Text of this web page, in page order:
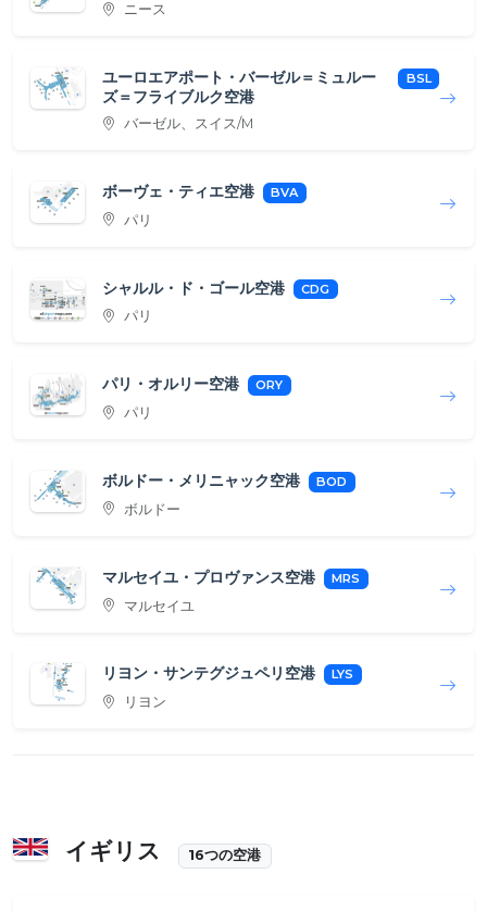
ニース
ユーロエアポート・バーゼル＝ミュルー
ズ＝フライブルク空港
BSL
バーゼル、スイス/M
ボーヴェ・ティエ空港 BVA
パリ
シャルル・ド・ゴール空港 CDG
パリ
パリ・オルリー空港 ORY
パリ
ボルドー・メリニャック空港 BOD
ボルドー
マルセイユ・プロヴァンス空港 MRS
マルセイユ
リヨン・サンテグジュペリ空港 LYS
リヨン
イギリス 16つの空港